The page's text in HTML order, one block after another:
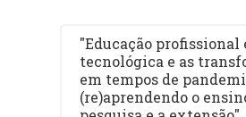
"Educação profissional
tecnológica e as
em tempos de
(re)aprendendo o